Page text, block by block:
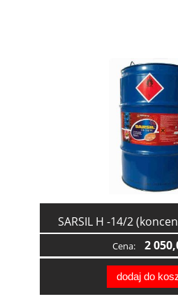
SARSIL H -14/2
Cena: 2
dodaj do